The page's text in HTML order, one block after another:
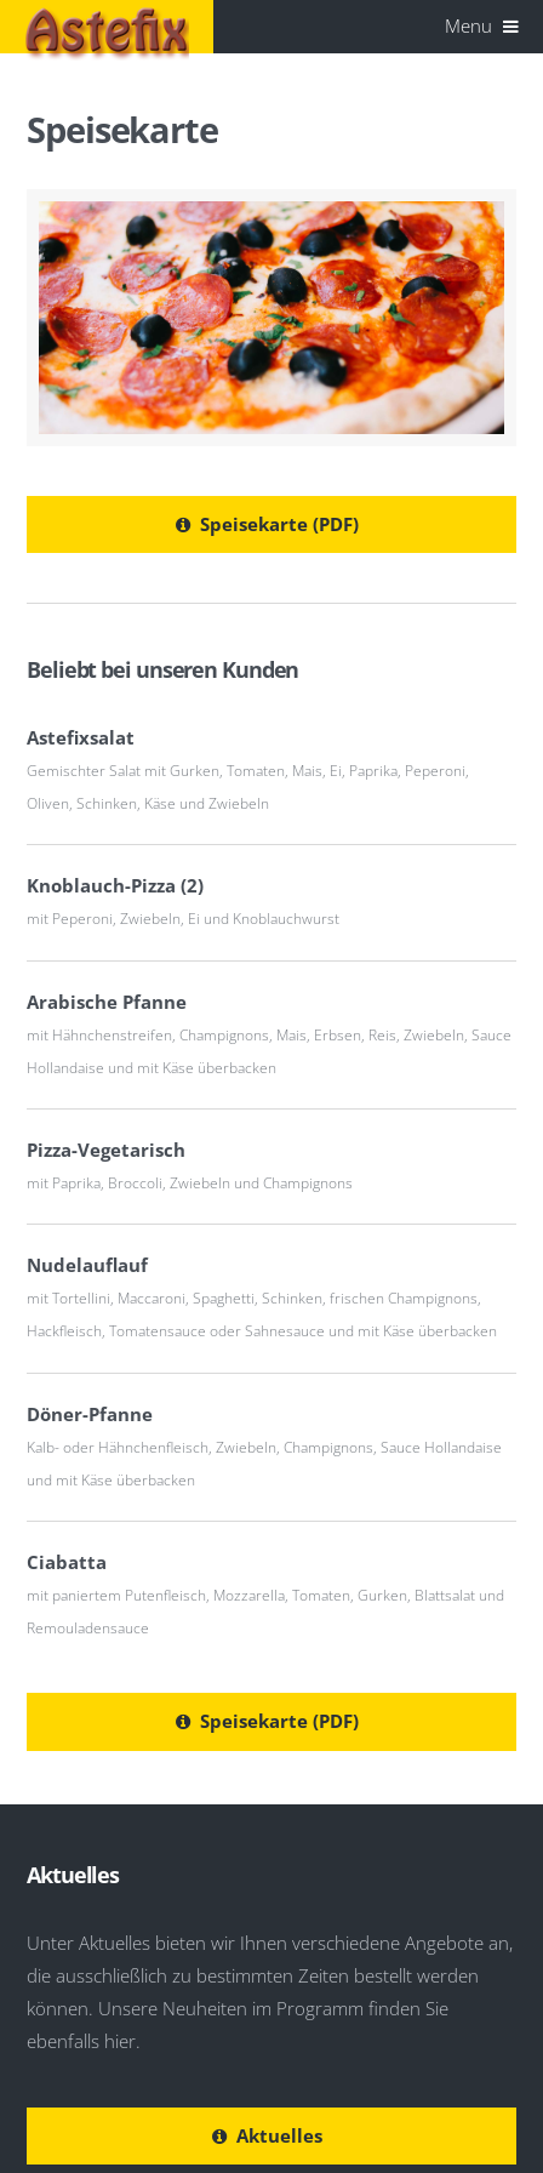
Menu
Speisekarte
Speisekarte (PDF)
Beliebt bei unseren Kunden
Astefixsalat
Gemischter Salat mit Gurken, Tomaten, Mais, Ei, Paprika, Peperoni,
Oliven, Schinken, Käse und Zwiebeln
Knoblauch-Pizza (2)
mit Peperoni, Zwiebeln, Ei und Knoblauchwurst
Arabische Pfanne
mit Hähnchenstreifen, Champignons, Mais, Erbsen, Reis, Zwiebeln, Sauce
Hollandaise und mit Käse überbacken
Pizza-Vegetarisch
mit Paprika, Broccoli, Zwiebeln und Champignons
Nudelauflauf
mit Tortellini, Maccaroni, Spaghetti, Schinken, frischen Champignons,
Hackfleisch, Tomatensauce oder Sahnesauce und mit Käse überbacken
Döner-Pfanne
Kalb- oder Hähnchenfleisch, Zwiebeln, Champignons, Sauce Hollandaise
und mit Käse überbacken
Ciabatta
mit paniertem Putenfleisch, Mozzarella, Tomaten, Gurken, Blattsalat und
Remouladensauce
Speisekarte (PDF)
Aktuelles
Unter Aktuelles bieten wir Ihnen verschiedene Angebote an,
die ausschließlich zu bestimmten Zeiten bestellt werden
können. Unsere Neuheiten im Programm finden Sie
ebenfalls hier.
Aktuelles